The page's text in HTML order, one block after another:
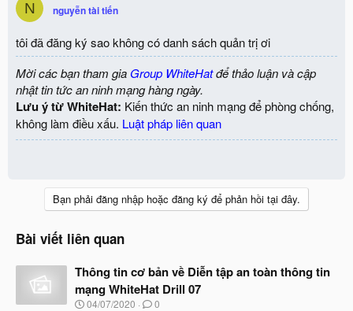
o
s
:
N nguyễn tài tiến
tôi đã đăng ký sao không có danh sách quản trị ơi
Mời các bạn tham gia Group WhiteHatđể thảo luận và cập
nhật tin tức an ninh mạng hàng ngày.
Lưu ý từ WhiteHat: Kiến thức an ninh mạng để phòng chống,
không làm điều xấu. Luật pháp liên quan
Bạn phải đăng nhập hoặc đăng ký để phản hồi tại đây.
Bài viết liên quan
Thông tin cơ bản về Diễn tập an toàn thông tin
mạng WhiteHat Drill 07
N
04/07/2020 0